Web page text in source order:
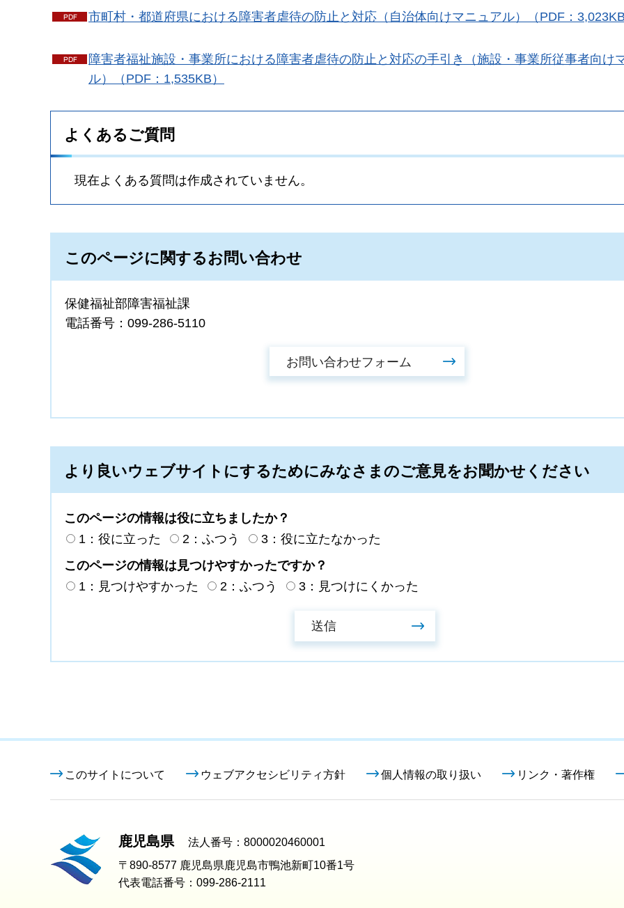
市町村・都道府県における障害者虐待の防止と対応（自治体向けマニュアル）（PDF：
障害者福祉施設・事業所における障害者虐待の防止と対応の手引き（施設・事業所従事者向け
ル）（PDF：1,535KB）
よくあるご質問
現在よくある質問は作成されていません。
このページに関するお問い合わせ
保健福祉部障害福祉課
電話番号：099-286-5110
より良いウェブサイトにするためにみなさまのご意見をお聞かせください
このページの情報は役に立ちましたか？
1：役に立った
2：ふつう
3：役に立たなかった
このページの情報は見つけやすかったですか？
1：見つけやすかった
2：ふつう 3：見つけにくかった
このサイトについて ウェブアクセシビリティ方針 個人情報の取り扱い リンク・著作権
鹿児島県
法人番号：8000020460001
〒890-8577 鹿児島県鹿児島市鴨池新町10番1号
代表電話番号：099-286-2111